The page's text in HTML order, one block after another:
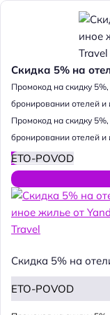
Скидка 5% на
Промокод на скидку
бронировании отелей и
Промокод на скидку
бронировании отелей и
ETO-POVOD
Скидка 5% на
ETO-POVOD